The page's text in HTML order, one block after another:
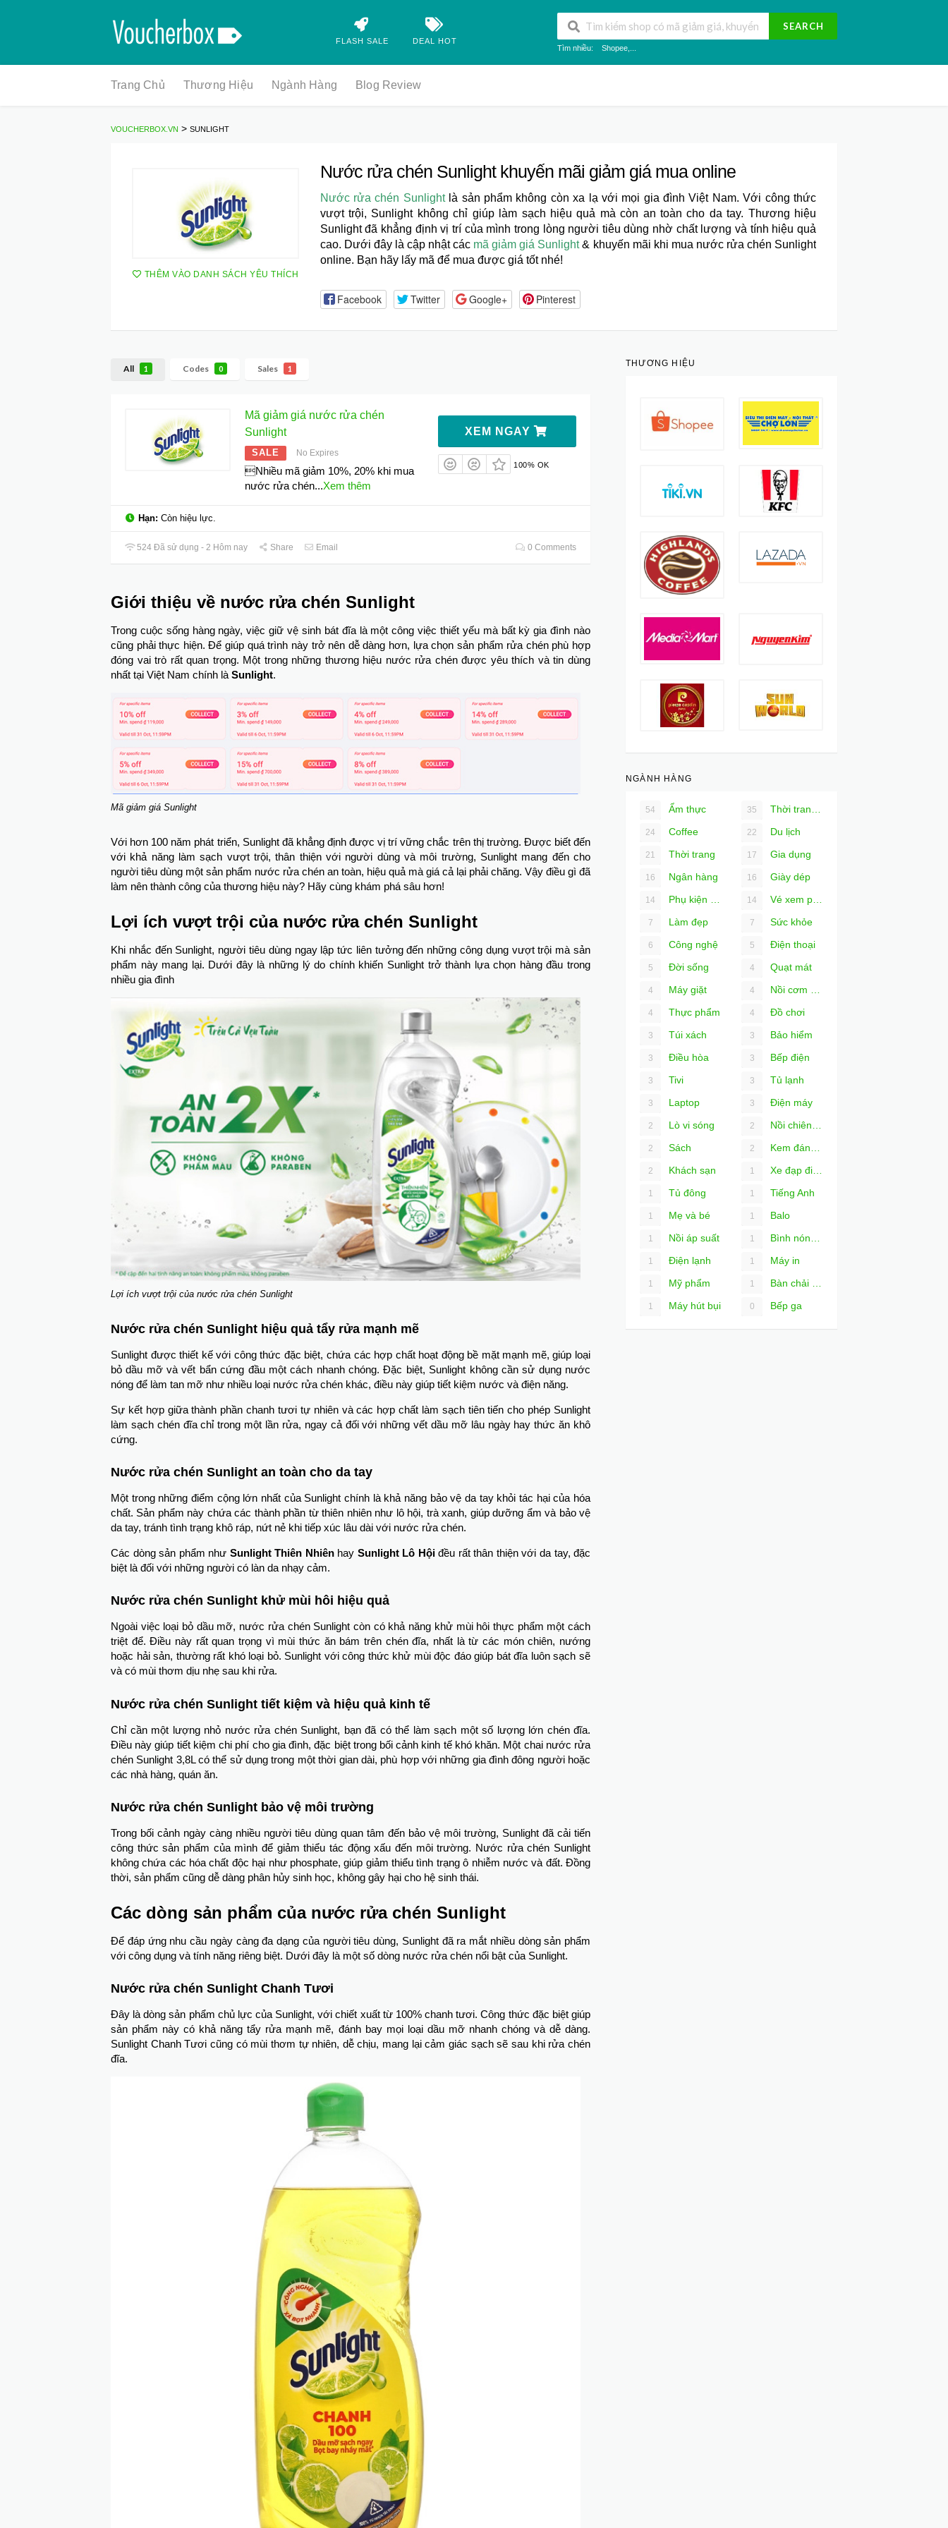
FLASH SALE DEAL HOT
SEARCH
Tìm nhiều: Shopee
to
Trang Chủ Thương Hiệu Ngành Hàng Blog Review
VOUCHERBOX.VN > SUNLIGHT
THÊM VÀO DANH SÁCH YÊU THÍCH
Nước rửa chén Sunlight khuyến mãi giảm giá mua online
Nước rửa chén Sunlightlà sản phẩm không còn xa lạ với mọi gia đình Việt Nam. Với công thức
vượt trội, Sunlight không chỉ giúp làm sạch hiệu quả mà còn an toàn cho da tay. Thương hiệu
Sunlight đã khẳng định vị trí của mình trong lòng người tiêu dùng nhờ chất lượng và tính hiệu quả
cao. Dưới đây là cập nhật các mã giảm giá Sunlight& khuyến mãi khi mua nước rửa chén Sunlight
online. Bạn hãy lấy mã để mua được giá tốt nhé!
Facebook Twitter Google+ Pinterest
All 1 Codes 0 Sales 1
Mã giảm giá nước rửa chén
Sunlight
SALE No Expires
Nhiều mã giảm 10%, 20% khi mua
nước rửa chén...Xem thêm
XEM NGAY
100% OK
Hạn: Còn hiệu lực.
524 Đã sử dụng - 2 Hôm nay Share Email 0 Comments
Giới thiệu về nước rửa chén Sunlight
Trong cuộc sống hàng ngày, việc giữ vệ sinh bát đĩa là một công việc thiết yếu mà bất kỳ gia đình nào
cũng phải thực hiện. Để giúp quá trình này trở nên dễ dàng hơn, lựa chọn sản phẩm rửa chén phù hợp
đóng vai trò rất quan trọng. Một trong những thương hiệu nước rửa chén được yêu thích và tin dùng
nhất tại Việt Nam chính là Sunlight.
Mã giảm giá Sunlight
Với hơn 100 năm phát triển, Sunlight đã khẳng định được vị trí vững chắc trên thị trường. Được biết đến
với khả năng làm sạch vượt trội, thân thiện với người dùng và môi trường, Sunlight mang đến cho
người tiêu dùng một sản phẩm nước rửa chén an toàn, hiệu quả mà giá cả lại phải chăng. Vậy điều gì đã
làm nên thành công của thương hiệu này? Hãy cùng khám phá sâu hơn!
Lợi ích vượt trội của nước rửa chén Sunlight
Khi nhắc đến Sunlight, người tiêu dùng ngay lập tức liên tưởng đến những công dụng vượt trội mà sản
phẩm này mang lại. Dưới đây là những lý do chính khiến Sunlight trở thành lựa chọn hàng đầu trong
nhiều gia đình
Lợi ích vượt trội của nước rửa chén Sunlight
Nước rửa chén Sunlight hiệu quả tẩy rửa mạnh mẽ
Sunlight được thiết kế với công thức đặc biệt, chứa các hợp chất hoạt động bề mặt mạnh mẽ, giúp loại
bỏ dầu mỡ và vết bẩn cứng đầu một cách nhanh chóng. Đặc biệt, Sunlight không cần sử dụng nước
nóng để làm tan mỡ như nhiều loại nước rửa chén khác, điều này giúp tiết kiệm nước và điện năng.
Sự kết hợp giữa thành phần chanh tươi tự nhiên và các hợp chất làm sạch tiên tiến cho phép Sunlight
làm sạch chén đĩa chỉ trong một lần rửa, ngay cả đối với những vết dầu mỡ lâu ngày hay thức ăn khô
cứng.
Nước rửa chén Sunlight an toàn cho da tay
Một trong những điểm cộng lớn nhất của Sunlight chính là khả năng bảo vệ da tay khỏi tác hại của hóa
chất. Sản phẩm này chứa các thành phần từ thiên nhiên như lô hội, trà xanh, giúp dưỡng ẩm và bảo vệ
da tay, tránh tình trạng khô ráp, nứt nẻ khi tiếp xúc lâu dài với nước rửa chén.
Các dòng sản phẩm như Sunlight Thiên Nhiênhay Sunlight Lô Hộiđều rất thân thiện với da tay, đặc
biệt là đối với những người có làn da nhạy cảm.
Nước rửa chén Sunlight khử mùi hôi hiệu quả
Ngoài việc loại bỏ dầu mỡ, nước rửa chén Sunlight còn có khả năng khử mùi hôi thực phẩm một cách
triệt để. Điều này rất quan trọng vì mùi thức ăn bám trên chén đĩa, nhất là từ các món chiên, nướng
hoặc hải sản, thường rất khó loại bỏ. Sunlight với công thức khử mùi độc đáo giúp bát đĩa luôn sạch sẽ
và có mùi thơm dịu nhẹ sau khi rửa.
Nước rửa chén Sunlight tiết kiệm và hiệu quả kinh tế
Chỉ cần một lượng nhỏ nước rửa chén Sunlight, bạn đã có thể làm sạch một số lượng lớn chén đĩa.
Điều này giúp tiết kiệm chi phí cho gia đình, đặc biệt trong bối cảnh kinh tế khó khăn. Một chai nước rửa
chén Sunlight 3,8L có thể sử dụng trong một thời gian dài, phù hợp với những gia đình đông người hoặc
các nhà hàng, quán ăn.
Nước rửa chén Sunlight bảo vệ môi trường
Trong bối cảnh ngày càng nhiều người tiêu dùng quan tâm đến bảo vệ môi trường, Sunlight đã cải tiến
công thức sản phẩm của mình để giảm thiểu tác động xấu đến môi trường. Nước rửa chén Sunlight
không chứa các hóa chất độc hại như phosphate, giúp giảm thiểu tình trạng ô nhiễm nước và đất. Đồng
thời, sản phẩm cũng dễ dàng phân hủy sinh học, không gây hại cho hệ sinh thái.
Các dòng sản phẩm của nước rửa chén Sunlight
Để đáp ứng nhu cầu ngày càng đa dạng của người tiêu dùng, Sunlight đã ra mắt nhiều dòng sản phẩm
với công dụng và tính năng riêng biệt. Dưới đây là một số dòng nước rửa chén nổi bật của Sunlight.
Nước rửa chén Sunlight Chanh Tươi
Đây là dòng sản phẩm chủ lực của Sunlight, với chiết xuất từ 100% chanh tươi. Công thức đặc biệt giúp
sản phẩm này có khả năng tẩy rửa mạnh mẽ, đánh bay mọi loại dầu mỡ nhanh chóng và dễ dàng.
Sunlight Chanh Tươi cũng có mùi thơm tự nhiên, dễ chịu, mang lại cảm giác sạch sẽ sau khi rửa chén
đĩa.
THƯƠNG HIỆU
NGÀNH HÀNG
54 Ẩm thực 35 Thời trang nam
24 Coffee 22 Du lịch
21 Thời trang 17 Gia dụng
16 Ngân hàng 16 Giày dép
14 Phụ kiện Ô tô 14 Vé xem phim
7 Làm đẹp 7 Sức khỏe
6 Công nghệ 5 Điện thoại
5 Đời sống 4 Quạt mát
4 Máy giặt 4 Nồi cơm điện
4 Thực phẩm 4 Đồ chơi
3 Túi xách 3 Bảo hiểm
3 Điều hòa 3 Bếp điện
3 Tivi 3 Tủ lạnh
3 Laptop 3 Điện máy
2 Lò vi sóng 2 Nồi chiên không dầu
2 Sách 2 Kem đánh răng
2 Khách sạn 1 Xe đạp điện
1 Tủ đông 1 Tiếng Anh
1 Mẹ và bé 1 Balo
1 Nồi áp suất 1 Bình nóng lạnh
1 Điện lạnh 1 Máy in
1 Mỹ phẩm 1 Bàn chải đánh răng
1 Máy hút bụi 0 Bếp ga